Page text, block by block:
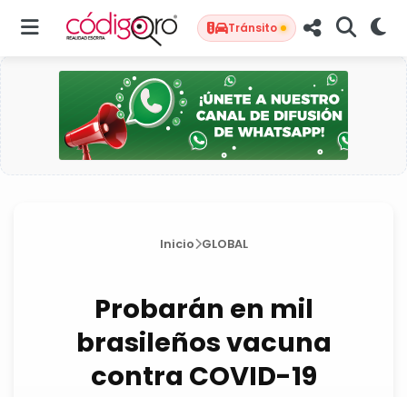
Tránsito
Inicio GLOBAL
Probarán en mil
brasileños vacuna
contra COVID-19